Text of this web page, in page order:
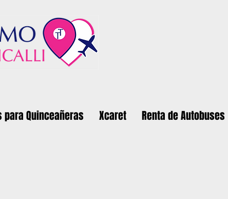
Renta de Autobuses
Xcaret
para Quinceañeras